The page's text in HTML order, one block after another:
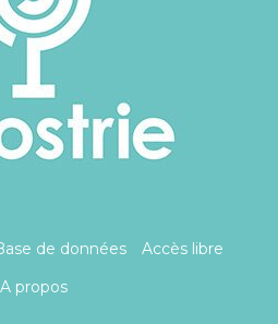
de données
Accès libre
A propos